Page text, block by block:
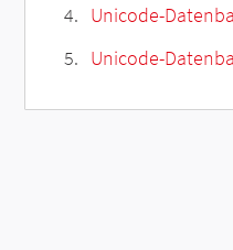
Unicode-
Unicode-